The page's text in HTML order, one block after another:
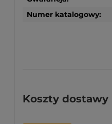
Numer katalogowy:
Koszty dostawy